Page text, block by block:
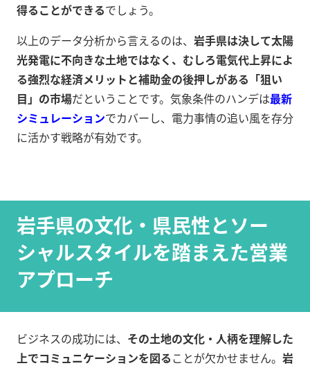
得ることができるでしょう。
以上のデータ分析から言えるのは、 岩手県は決して太陽
光発電に不向きな土地ではなく、むしろ電気代上昇によ
る強烈な経済メリットと補助金の後押しがある「狙い
目」の市場だということです。気象条件のハンデは最新
シミュレーションでカバーし、電力事情の追い風を存分
に活かす戦略が有効です。
岩手県の文化・県民性とソー
シャルスタイルを踏まえた営業
アプローチ
ビジネスの成功には、 その土地の文化・人柄を理解した
上でコミュニケーションを図ることが欠かせません。 岩